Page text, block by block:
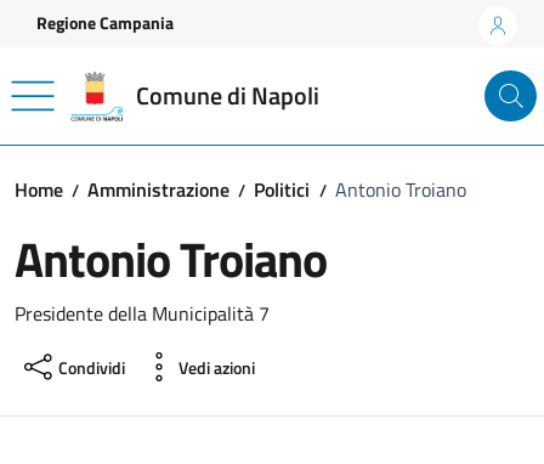
Vai ai contenuti
Vai al footer
Regione Campania
Comune di Napoli
Home Amministrazione Politici Antonio Troiano
Antonio Troiano
Presidente della Municipalità 7
Condividi Vedi azioni